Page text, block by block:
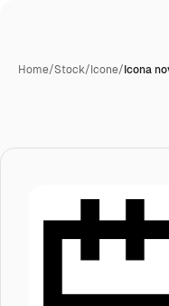
Home/Stock/Icone/Icona